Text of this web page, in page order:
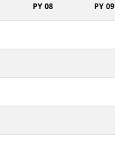
PY 08 PY 09